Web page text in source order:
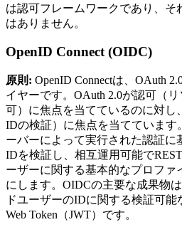
は認可フレームワークであり、そ
はありません。
OpenID Connect (OIDC)
原則: OpenID Connectは、OAuth
イヤーです。OAuth 2.0が認可（
可）に焦点を当てているのに対し
IDの検証）に焦点を当てています
ーバーによって実行された認証に
IDを検証し、相互運用可能で
ーザーに関する基本的なプロファ
にします。OIDCの主要な成果物は
ドユーザーのIDに関する検証可能
Web Token（JWT）です。